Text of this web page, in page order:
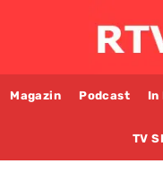
Magazin Podcast In
TV